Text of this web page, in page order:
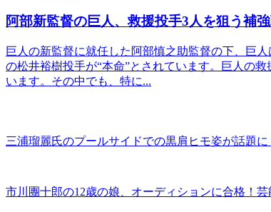
阿部新監督の巨人、救援投手3人を狙う補
巨人の新監督に就任した阿部慎之助監督の下、巨
の松井裕樹投手が“本命”とされています。巨人の
います。その中でも、特に...
三浦瑠麗氏のプールサイドでの黒肩ヒモ姿が話題
市川團十郎の12歳の娘、オーディションに合格！